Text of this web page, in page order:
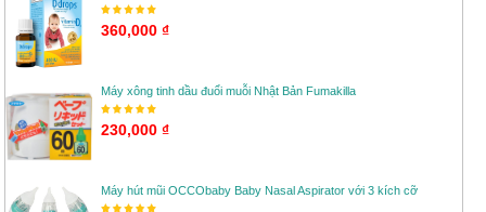
360,000 ₫
Máy xông tinh dầu đuổi muỗi Nhật Bản Fumakilla
230,000 ₫
Máy hút mũi OCCObaby Baby Nasal Aspirator với 3 kích cỡ